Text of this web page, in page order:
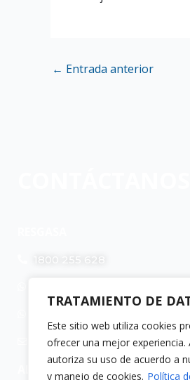
TRATAMIENTO DE
Este sitio web utiliza cookies
ofrecer una mejor experiencia.
autoriza su uso de acuerdo a
y manejo de cookies. Política
← Entrada anterior
1800 255 628
resgasa@resgasa.com.ec
ALL PLASTIC